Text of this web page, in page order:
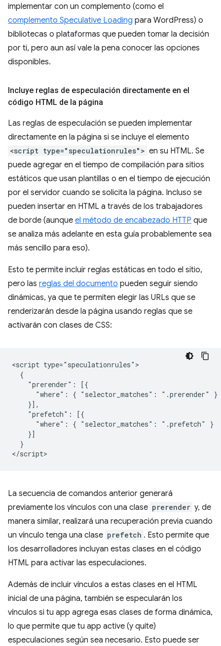
implementar con un complemento (como el
complemento Speculative Loading para WordPress) o
bibliotecas o plataformas que pueden tomar la decisión
por ti, pero aun así vale la pena conocer las opciones
disponibles.
Incluye reglas de especulación directamente en el
código HTML de la página
Las reglas de especulación se pueden implementar
directamente en la página si se incluye el elemento
<script type="speculationrules"> en su HTML. Se
puede agregar en el tiempo de compilación para sitios
estáticos que usan plantillas o en el tiempo de ejecución
por el servidor cuando se solicita la página. Incluso se
pueden insertar en HTML a través de los trabajadores
de borde (aunque el método de encabezado HTTP que
se analiza más adelante en esta guía probablemente sea
más sencillo para eso).
Esto te permite incluir reglas estáticas en todo el sitio,
pero las reglas del documento pueden seguir siendo
dinámicas, ya que te permiten elegir las URLs que se
renderizarán desde la página usando reglas que se
activarán con clases de CSS:
<script type="speculationrules">
  {
    "prerender": [{
      "where": { "selector_matches": ".prerender" }
    }],
    "prefetch": [{
      "where": { "selector_matches": ".prefetch" }
    }]
  }
La secuencia de comandos anterior generará
previamente los vínculos con una clase prerender y, de
manera similar, realizará una recuperación previa cuando
un vínculo tenga una clase prefetch . Esto permite que
los desarrolladores incluyan estas clases en el código
HTML para activar las especulaciones.
Además de incluir vínculos a estas clases en el HTML
inicial de una página, también se especularán los
vínculos si tu app agrega esas clases de forma dinámica,
lo que permite que tu app active (y quite)
especulaciones según sea necesario. Esto puede ser